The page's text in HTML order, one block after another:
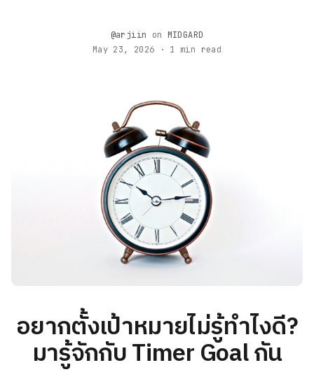
@arjiin on MIDGARD
May 23, 2026 · 1 min read
อยากตั้งเป้าหมายไม่รู้ทำไงดี?
มารู้จักกับ Timer Goal กัน